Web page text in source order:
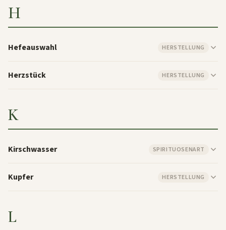
H
Hefeauswahl HERSTELLUNG
Herzstück HERSTELLUNG
K
Kirschwasser SPIRITUOSENART
Kupfer HERSTELLUNG
L